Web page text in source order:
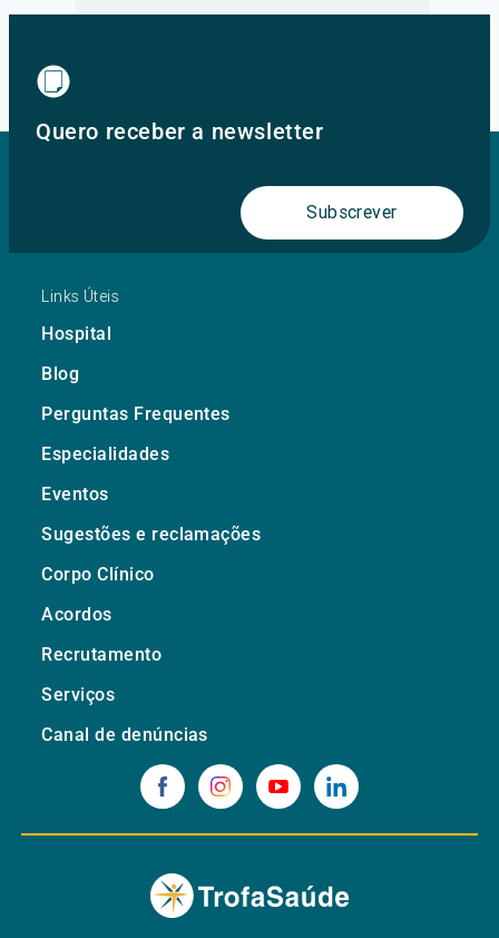
Quero receber a newsletter
Subscrever
Links Úteis
Hospital
Blog
Perguntas Frequentes
Especialidades
Eventos
Sugestões e reclamações
Corpo Clínico
Acordos
Recrutamento
Serviços
Canal de denúncias